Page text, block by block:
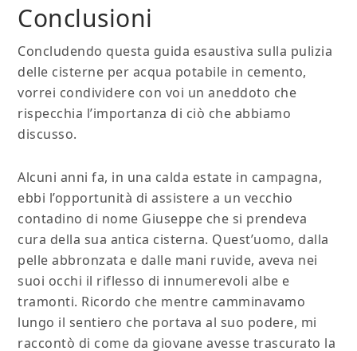
Conclusioni
Concludendo questa guida esaustiva sulla pulizia
delle cisterne per acqua potabile in cemento,
vorrei condividere con voi un aneddoto che
rispecchia l’importanza di ciò che abbiamo
discusso.
Alcuni anni fa, in una calda estate in campagna,
ebbi l’opportunità di assistere a un vecchio
contadino di nome Giuseppe che si prendeva
cura della sua antica cisterna. Quest’uomo, dalla
pelle abbronzata e dalle mani ruvide, aveva nei
suoi occhi il riflesso di innumerevoli albe e
tramonti. Ricordo che mentre camminavamo
lungo il sentiero che portava al suo podere, mi
raccontò di come da giovane avesse trascurato la